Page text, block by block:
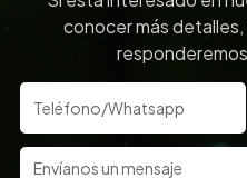
conocer más detalles,